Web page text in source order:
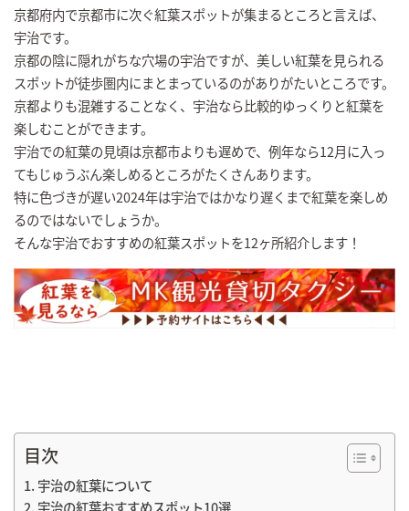
京都府内で京都市に次ぐ紅葉スポットが集まるところと言えば、
宇治です。
京都の陰に隠れがちな穴場の宇治ですが、美しい紅葉を見られる
スポットが徒歩圏内にまとまっているのがありがたいところです。
京都よりも混雑することなく、宇治なら比較的ゆっくりと紅葉を
楽しむことができます。
宇治での紅葉の見頃は京都市よりも遅めで、例年なら12月に入っ
てもじゅうぶん楽しめるところがたくさんあります。
特に色づきが遅い2024年は宇治ではかなり遅くまで紅葉を楽しめ
るのではないでしょうか。
そんな宇治でおすすめの紅葉スポットを12ヶ所紹介します！
目次
宇治の紅葉について